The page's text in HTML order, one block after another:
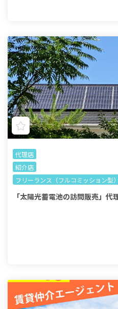
代理店
紹介店
フリーランス（フルコミッション型）
「太陽光蓄電池の訪問販売」代